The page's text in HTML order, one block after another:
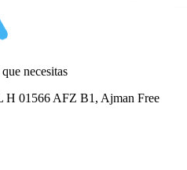
necesitas
H 01566 AFZ B1, Ajman Free